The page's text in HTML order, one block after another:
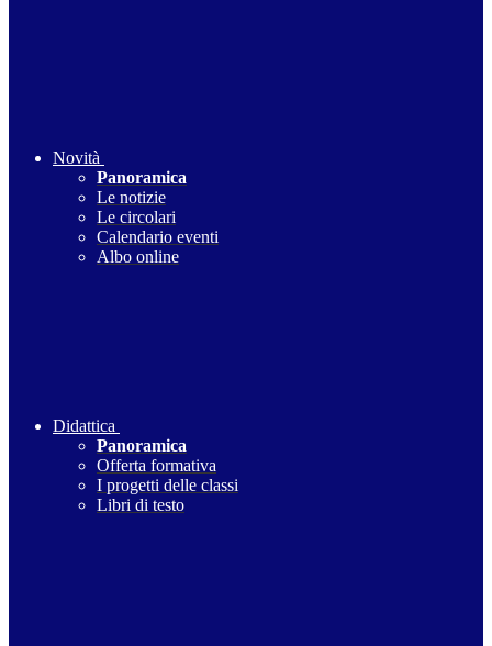
Novità
Panoramica
Le notizie
Le circolari
Calendario eventi
Albo online
Didattica
Panoramica
Offerta formativa
I progetti delle classi
Libri di testo